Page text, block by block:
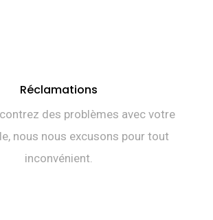
Réclamations
des problèmes avec votre
nous nous excusons pour tout
inconvénient.